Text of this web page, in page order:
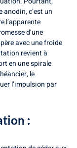
anodin, c’est un
l’apparente
d’une
avec une froide
revient à
en une spirale
le
l’impulsion par
: